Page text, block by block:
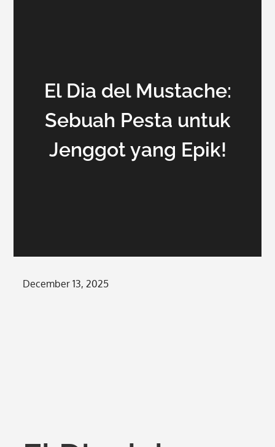
El Dia del Mustache:
Sebuah Pesta untuk
Jenggot yang Epik!
Posted
December 13, 2025